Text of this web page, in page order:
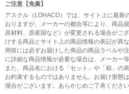
ご注意【免責】
アスクル（LOHACO）では、サイト上に最新
おりますが、メーカーの都合等により、商品
原材料、原産国など）が変更される場合がご
けする商品とサイト上の商品情報の表記が異
用前には必ずお届けした商品の商品ラベルや
に詳細な商品情報が必要な場合は、メーカー
また、商品名における「セット」や「箱」の
お約束するものではありません。お届け形態
場合がございます。あらかじめご了承ください